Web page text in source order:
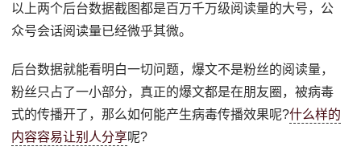
以上两个后台数据截图都是百万千万级阅读量的大号，公
众号会话阅读量已经微乎其微。
后台数据就能看明白一切问题，爆文不是粉丝的阅读量，
粉丝只占了一小部分，真正的爆文都是在朋友圈，被病毒
式的传播开了，那么如何能产生病毒传播效果呢?什么样的
内容容易让别人分享呢?